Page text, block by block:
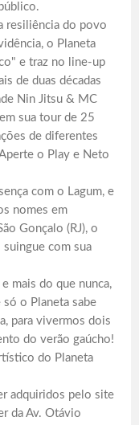
resiliência do povo
o Planeta
e traz no line-up
de duas décadas
Nin Jitsu & MC
sua tour de 25
de diferentes
o Play e Neto
com o Lagum, e
nomes em
Gonçalo (RJ), o
com sua
mais do que nunca,
o Planeta sabe
para vivermos dois
do verão gaúcho!
do Planeta
adquiridos pelo site
da Av. Otávio